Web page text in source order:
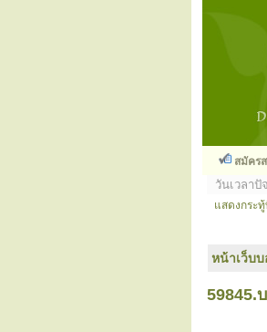
สมัคร
วันเวลาปั
แสดงกระ
หน้าเว็บบ
59845.